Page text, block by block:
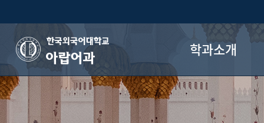
아랍어과 학과소개
학과장 인사말